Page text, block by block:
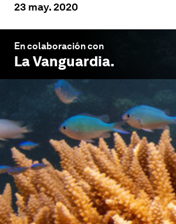
23 may. 2020
En colaboración con
La Vanguardia.